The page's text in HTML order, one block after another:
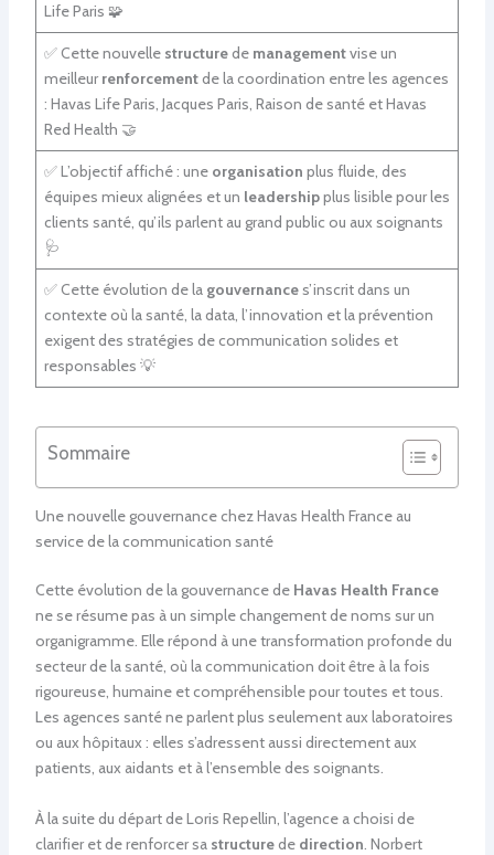
Life Paris 🧩
✅ Cette nouvelle structurede managementvise un
meilleur renforcementde la coordination entre les agences
: Havas Life Paris, Jacques Paris, Raison de santé et Havas
Red Health 🤝
✅ L’objectif affiché : une organisation plus fluide, des
équipes mieux alignées et un leadershipplus lisible pour les
clients santé, qu’ils parlent au grand public ou aux soignants
🩺
✅ Cette évolution de la gouvernances’inscrit dans un
contexte où la santé, la data, l’innovation et la prévention
exigent des stratégies de communication solides et
responsables 💡
Sommaire
Une nouvelle gouvernance chez Havas Health France au
service de la communication santé
Cette évolution de la gouvernance de Havas Health France
ne se résume pas à un simple changement de noms sur un
organigramme. Elle répond à une transformation profonde du
secteur de la santé, où la communication doit être à la fois
rigoureuse, humaine et compréhensible pour toutes et tous.
Les agences santé ne parlent plus seulement aux laboratoires
ou aux hôpitaux : elles s’adressent aussi directement aux
patients, aux aidants et à l’ensemble des soignants.
À la suite du départ de Loris Repellin, l’agence a choisi de
clarifier et de renforcer sa structurede direction. Norbert